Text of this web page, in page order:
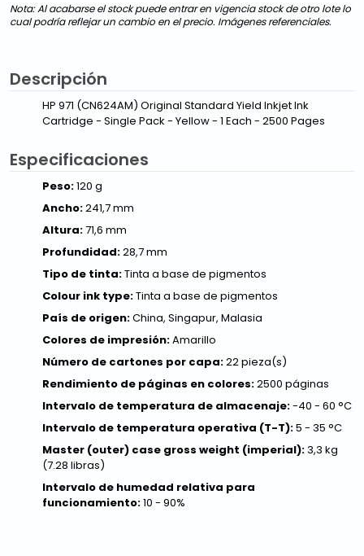
Nota: Al acabarse el stock puede entrar en vigencia stock de otro lote lo
cual podría reflejar un cambio en el precio. Imágenes referenciales.
Descripción
HP 971 (CN624AM) Original Standard Yield Inkjet Ink
Cartridge - Single Pack - Yellow - 1 Each - 2500 Pages
Especificaciones
Peso:120 g
Ancho:241,7 mm
Altura:71,6 mm
Profundidad:28,7 mm
Tipo de tinta:Tinta a base de pigmentos
Colour ink type:Tinta a base de pigmentos
País de origen:China, Singapur, Malasia
Colores de impresión:Amarillo
Número de cartones por capa:22 pieza(s)
Rendimiento de páginas en colores:2500 páginas
Intervalo de temperatura de almacenaje:-40 - 60 °C
Intervalo de temperatura operativa (T-T):5 - 35 °C
Master (outer) case gross weight (imperial):3,3 kg
(7.28 libras)
Intervalo de humedad relativa para
funcionamiento:10 - 90%